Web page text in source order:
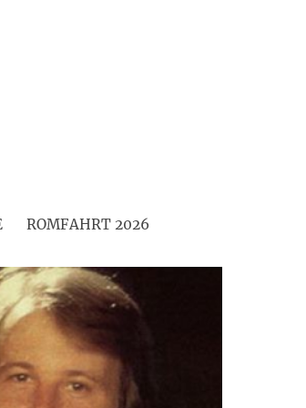
ROMFAHRT 2026